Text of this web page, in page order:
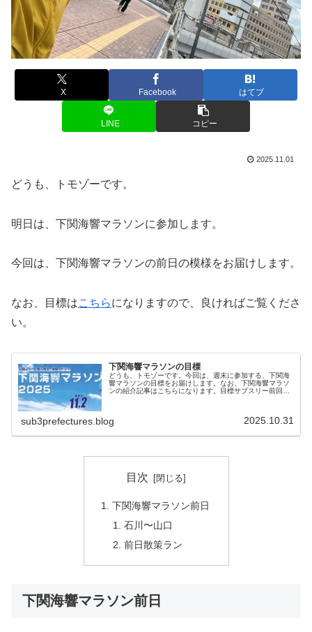
X Facebook はてブ
LINE コピー
2025.11.01
どうも、トモゾーです。
明日は、下関海響マラソンに参加します。
今回は、下関海響マラソンの前日の模様をお届けします。
なお、目標はこちらになりますので、良ければご覧くださ
い。
下関海響マラソンの目標
どうも、トモゾーです。今回は、週末に参加する、下関海
響マラソンの目標をお届けします。なお、下関海響マラソ
ンの紹介記事はこちらになります。目標サブスリー前回走
sub3prefectures.blog 2025.10.31
目次
下関海響マラソン前日
石川〜山口
前日散策ラン
下関海響マラソン前日